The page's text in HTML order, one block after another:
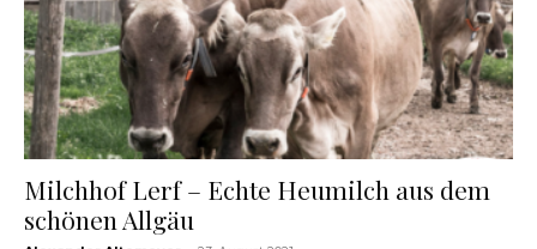
Milchhof Lerf – Echte Heumilch aus dem
schönen Allgäu